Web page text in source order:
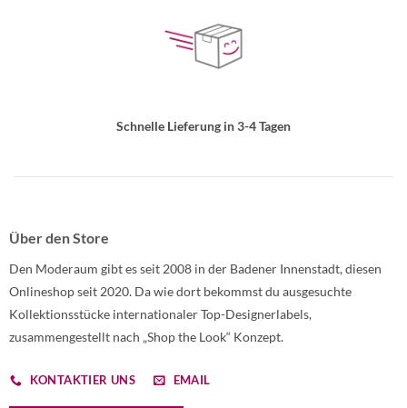
Schnelle Lieferung in 3-4 Tagen
Über den Store
Den Moderaum gibt es seit 2008 in der Badener Innenstadt, diesen
Onlineshop seit 2020. Da wie dort bekommst du ausgesuchte
Kollektionsstücke internationaler Top-Designerlabels,
zusammengestellt nach „Shop the Look“ Konzept.
KONTAKTIER UNS EMAIL